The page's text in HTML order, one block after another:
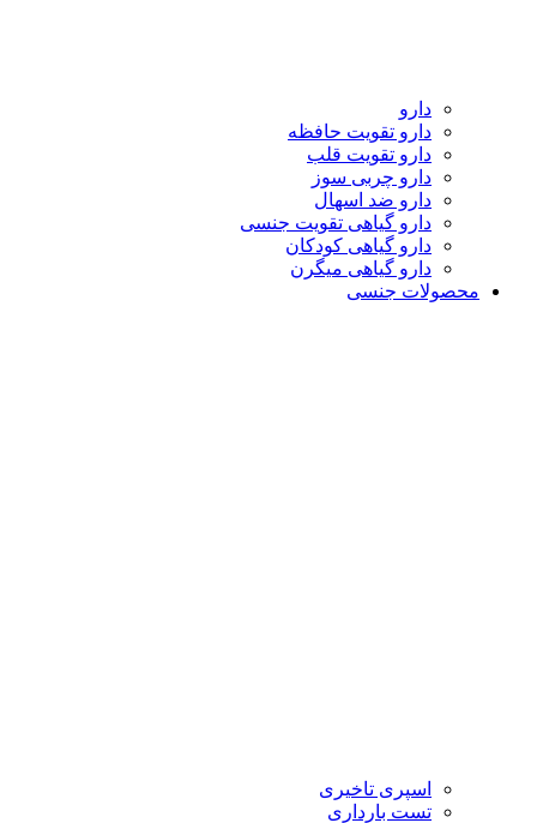
دارو
دارو تقویت حافظه
دارو تقویت قلب
دارو چربی سوز
دارو ضد اسهال
دارو گیاهی تقویت جنسی
دارو گیاهی کودکان
دارو گیاهی میگرن
محصولات جنسی
اسپری تاخیری
تست بارداری